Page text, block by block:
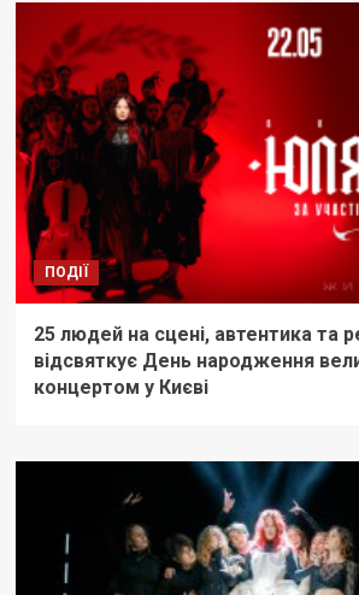
ПОДІЇ
25 людей на сцені, автентика та
відсвяткує День народження
концертом у Києві